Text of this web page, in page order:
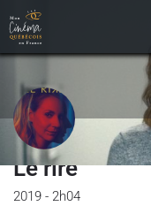
Le rire
2019 - 2h04